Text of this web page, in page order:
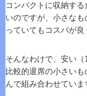
コンパクトに収納す
いのですが、小さな
っていてもコスパが良
そんなわけで、安い
比較的退席の小さい
んで組み合わせていま